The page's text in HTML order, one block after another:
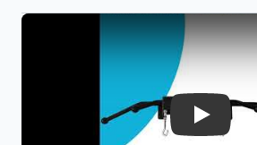
overzichtelijk, veilig en professioneel
In veel fitnessruimtes slingeren
attachments en stangen los rond, wat
en inefficiënt gebruik van de ruimte.
opbergsysteem behoort dat probleem
Alles krijgt een vaste plek aan de
Play